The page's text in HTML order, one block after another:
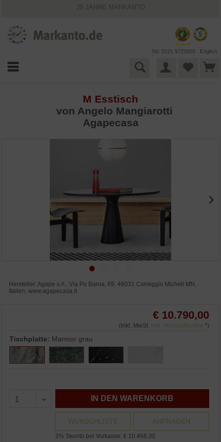
25 JAHRE MARKANTO
VIELFÄLTIGE ZAHLUNGSMÖGLICHKEITEN
BESTPRICE-GARANTIE
Tel. 0221 9723920 English
M Esstisch
von Angelo Mangiarotti
Agapecasa
Hersteller: Agape s.rl., Via Po Barna, 69, 46031 Correggio Micheli MN,
Italien, www.agapecasa.it
€ 10.790,00
(inkl. MwSt. inkl. Versandkosten *)
Tischplatte: Marmor grau
IN DEN WARENKORB
WUNSCHLISTE ANFRAGEN
3% Skonto bei Vorkasse: € 10.466,30